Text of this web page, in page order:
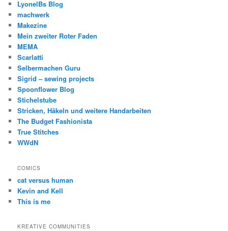
LyonelBs Blog
machwerk
Makezine
Mein zweiter Roter Faden
MEMA
Scarlatti
Selbermachen Guru
Sigrid – sewing projects
Spoonflower Blog
Stichelstube
Stricken, Häkeln und weitere Handarbeiten
The Budget Fashionista
True Stitches
WWdN
COMICS
cat versus human
Kevin and Kell
This is me
KREATIVE COMMUNITIES